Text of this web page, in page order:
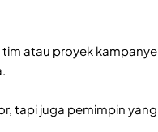
atau proyek
tapi juga pemimpin